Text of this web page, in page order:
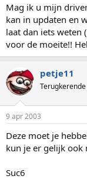
Mag ik u mijn
kan in updaten en
laat dan iets weten
voor de moeite!!
petje11
9 apr 2003
Deze moet je
kun je er gelijk ook
Suc6